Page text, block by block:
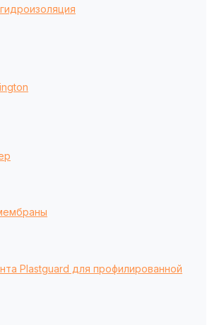
Plastguard для профилированной